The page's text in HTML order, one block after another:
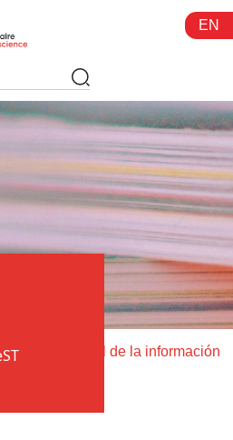
EN
> El profesional de la información